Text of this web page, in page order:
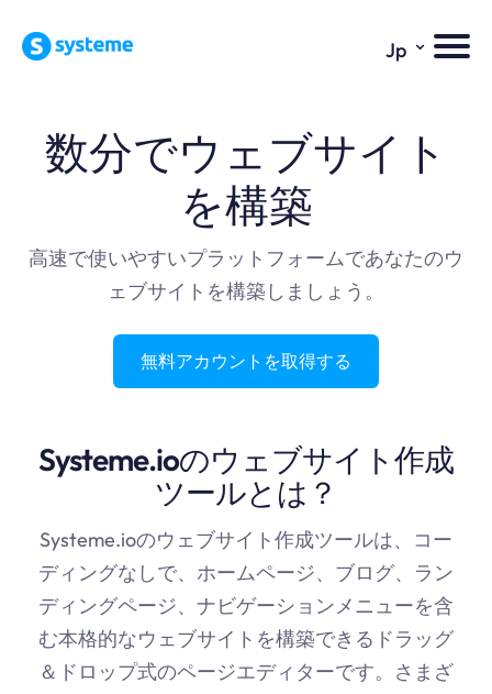
Jp ⌄
数分でウェブサイト
を構築
高速で使いやすいプラットフォームであなたのウ
ェブサイトを構築しましょう。
無料アカウントを取得する
Systeme.ioのウェブサイト作成
ツールとは？
Systeme.ioのウェブサイト作成ツールは、コー
ディングなしで、ホームページ、ブログ、ラン
ディングページ、ナビゲーションメニューを含
む本格的なウェブサイトを構築できるドラッグ
＆ドロップ式のページエディターです。さまざ